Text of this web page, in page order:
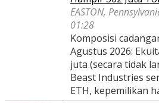
EASTON,
01:28
Komposisi
Agustus 2026:
juta (secara tidak
Beast Industries
ETH, kepemilikan